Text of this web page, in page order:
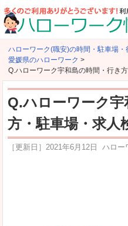
ハローワーク(職安)の時間・駐車場・
愛媛県のハローワーク >
Q.ハローワーク宇和島の時間・行き
Q.ハローワーク宇
方・駐車場・求人
［更新日］ 2021年6月12日 ハロー